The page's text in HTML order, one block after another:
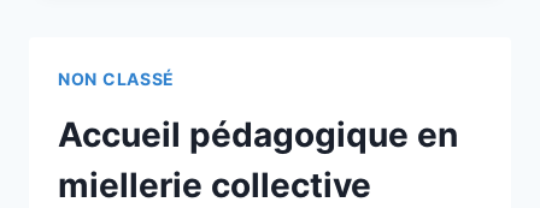
COMBRAILLES
(CANEC)
NON CLASSÉ
Accueil pédagogique en
miellerie collective